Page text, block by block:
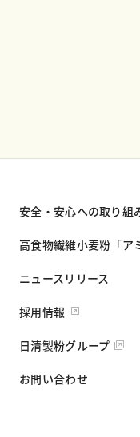
安全・安心への取り組
高食物繊維小麦粉「ア
ニュースリリース
採用情報
日清製粉グループ
お問い合わせ